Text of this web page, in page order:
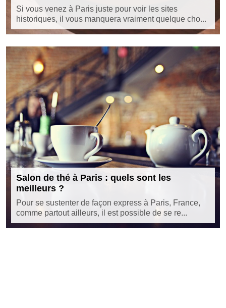
Si vous venez à Paris juste pour voir les sites
historiques, il vous manquera vraiment quelque cho...
Salon de thé à Paris : quels sont les
meilleurs ?
Pour se sustenter de façon express à Paris, France,
comme partout ailleurs, il est possible de se re...